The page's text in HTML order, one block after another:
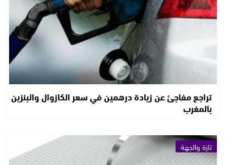
تراجع مفاجئ عن زيادة درهمين في سعر الكازوال والبنزين
بالمغرب
تازة والجهة